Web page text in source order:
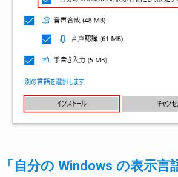
「自分の Windows の表示